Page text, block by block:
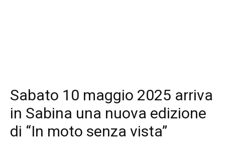
Sabato 10 maggio 2025 arriva
in Sabina una nuova edizione
di “In moto senza vista”